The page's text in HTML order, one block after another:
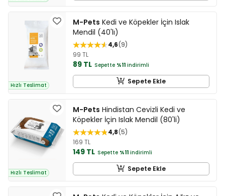
Hızlı Teslimat
M-Pets Kedi ve Köpekler İçin Islak
Mendil (40'lı)
4,6 9
99 TL
89 TL Sepette %11 indirimli
Sepete Ekle
Hızlı Teslimat
M-Pets Hindistan Cevizli Kedi ve
Köpekler İçin Islak Mendil (80'li)
4,8 5
169 TL
149 TL Sepette %11 indirimli
Sepete Ekle